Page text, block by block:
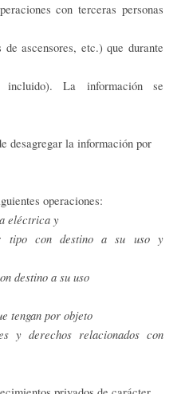
con terceras personas
ascensores, etc.) que durante
La información se
desagregar la información por
operaciones:
eléctrica y
tipo con destino a su uso y
destino a su uso
tengan por objeto
y derechos relacionados con